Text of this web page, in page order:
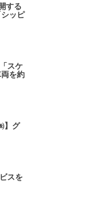
する
ッピ
スケ
を約
】グ
スを